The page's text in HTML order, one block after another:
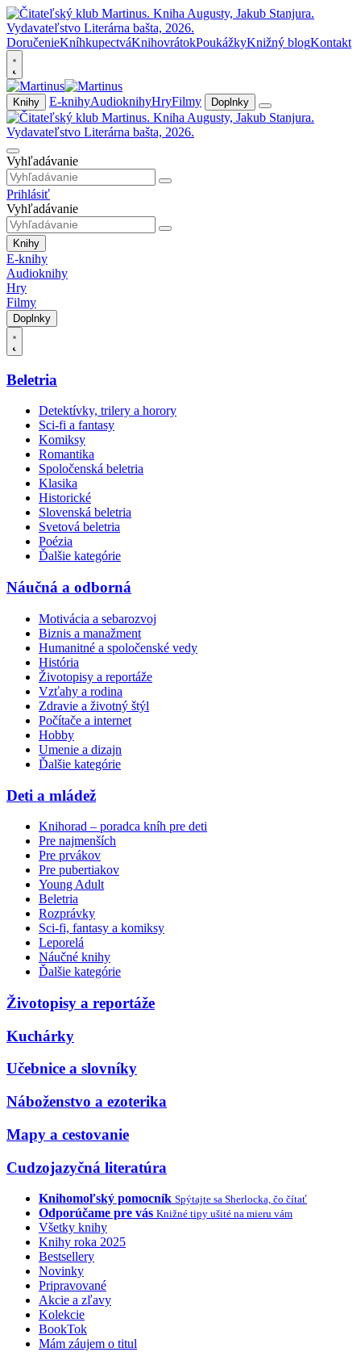
DoručenieKníhkupectváKnihovrátokPoukážkyKnižný blogKontakt
Knihy E-knihyAudioknihyHryFilmy Doplnky
Vyhľadávanie
Prihlásiť
Vyhľadávanie
Knihy
E-knihy
Audioknihy
Hry
Filmy
Doplnky
Beletria
Detektívky, trilery a horory
Sci-fi a fantasy
Komiksy
Romantika
Spoločenská beletria
Klasika
Historické
Slovenská beletria
Svetová beletria
Poézia
Ďalšie kategórie
Náučná a odborná
Motivácia a sebarozvoj
Biznis a manažment
Humanitné a spoločenské vedy
História
Životopisy a reportáže
Vzťahy a rodina
Zdravie a životný štýl
Počítače a internet
Hobby
Umenie a dizajn
Ďalšie kategórie
Deti a mládež
Knihorad – poradca kníh pre deti
Pre najmenších
Pre prvákov
Pre pubertiakov
Young Adult
Beletria
Rozprávky
Sci-fi, fantasy a komiksy
Leporelá
Náučné knihy
Ďalšie kategórie
Životopisy a reportáže
Kuchárky
Učebnice a slovníky
Náboženstvo a ezoterika
Mapy a cestovanie
Cudzojazyčná literatúra
Knihomoľský pomocník Spýtajte sa Sherlocka, čo čítať
Odporúčame pre vás Knižné tipy ušité na mieru vám
Všetky knihy
Knihy roka 2025
Bestsellery
Novinky
Pripravované
Akcie a zľavy
Kolekcie
BookTok
Mám záujem o titul